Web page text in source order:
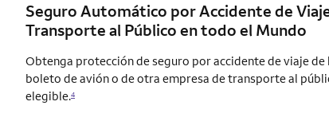
Seguro Automático por Accidente de
Transporte al Público en todo el Mundo
Obtenga protección de seguro por accidente de viaje
boleto de avión o de otra empresa de transporte al
elegible.4